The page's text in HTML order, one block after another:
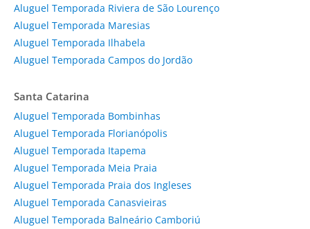
Aluguel Temporada Riviera de São Lourenço
Aluguel Temporada Maresias
Aluguel Temporada Ilhabela
Aluguel Temporada Campos do Jordão
Santa Catarina
Aluguel Temporada Bombinhas
Aluguel Temporada Florianópolis
Aluguel Temporada Itapema
Aluguel Temporada Meia Praia
Aluguel Temporada Praia dos Ingleses
Aluguel Temporada Canasvieiras
Aluguel Temporada Balneário Camboriú